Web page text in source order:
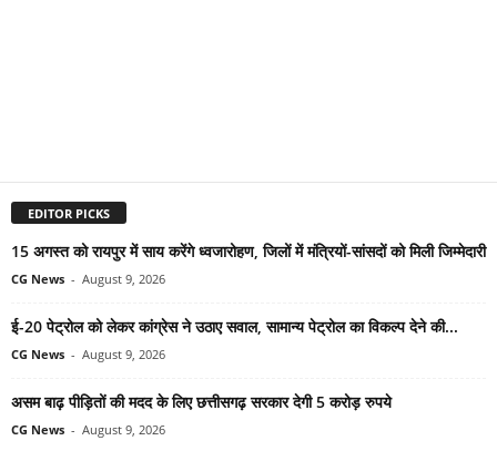
EDITOR PICKS
15 अगस्त को रायपुर में साय करेंगे ध्वजारोहण, जिलों में मंत्रियों-सांसदों को मिली जिम्मेदारी
CG News - August 9, 2026
ई-20 पेट्रोल को लेकर कांग्रेस ने उठाए सवाल, सामान्य पेट्रोल का विकल्प देने की...
CG News - August 9, 2026
असम बाढ़ पीड़ितों की मदद के लिए छत्तीसगढ़ सरकार देगी 5 करोड़ रुपये
CG News - August 9, 2026